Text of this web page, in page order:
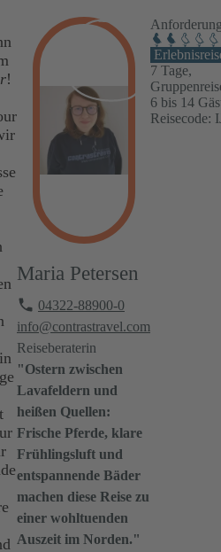
!
Maria Petersen
04322-88900-0
info@contrastravel.com
Reiseberaterin
"Ostern zwischen
Lavafeldern und
heißen Quellen:
Frische Pferde, klare
Frühlingsluft und
entspannende Bäder
machen diese Reise zu
einer wohltuenden
Auszeit im Norden."
7 Tage,
6 bis 14
Reisecode: